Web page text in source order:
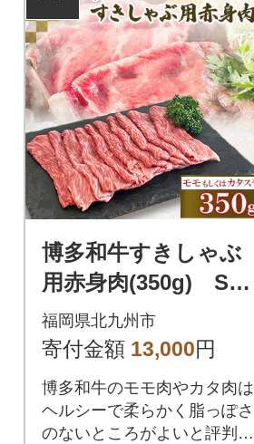
博多和牛すきしゃぶ
用赤身肉(350g) ST0
5-S11
福岡県北九州市
寄付金額 13,000円
博多和牛のモモ肉やカタ肉は
ヘルシーで柔らかく脂っぽさ
のないところがよいと評判の